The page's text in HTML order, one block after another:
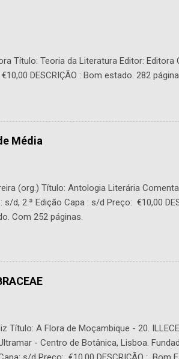
Título: Teoria da Literatura Editor: Editora
DESCRIÇÃO : Bom estado. 282
Média
(org.) Título: Antologia Literária
d, 2.ª Edição Capa : s/d Preço: €10,00
Com 252 páginas.
Título: A Flora de Moçambique - 20.
- Centro de Botânica, Lisboa.